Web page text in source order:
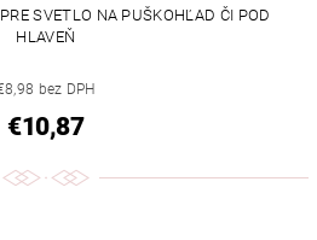
SVETLO NA PUŠKOHĽAD ČI POD
HLAVEŇ
bez DPH
€10,87